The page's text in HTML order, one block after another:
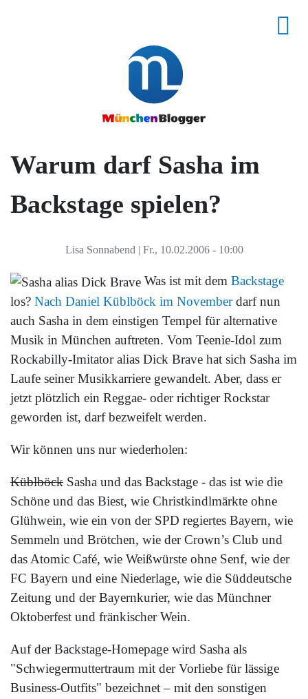
Warum darf Sasha im
Backstage spielen?
Lisa Sonnabend | Fr., 10.02.2006 - 10:00
Was ist mit dem Backstage
los? Nach Daniel Küblböck im Novemberdarf nun
auch Sasha in dem einstigen Tempel für alternative
Musik in München auftreten. Vom Teenie-Idol zum
Rockabilly-Imitator alias Dick Brave hat sich Sasha im
Laufe seiner Musikkarriere gewandelt. Aber, dass er
jetzt plötzlich ein Reggae- oder richtiger Rockstar
geworden ist, darf bezweifelt werden.
Wir können uns nur wiederholen:
Küblböck Sasha und das Backstage - das ist wie die
Schöne und das Biest, wie Christkindlmärkte ohne
Glühwein, wie ein von der SPD regiertes Bayern, wie
Semmeln und Brötchen, wie der Crown’s Club und
das Atomic Café, wie Weißwürste ohne Senf, wie der
FC Bayern und eine Niederlage, wie die Süddeutsche
Zeitung und der Bayernkurier, wie das Münchner
Oktoberfest und fränkischer Wein.
Auf der Backstage-Homepage wird Sasha als
"Schwiegermuttertraum mit der Vorliebe für lässige
Business-Outfits" bezeichnet – mit den sonstigen